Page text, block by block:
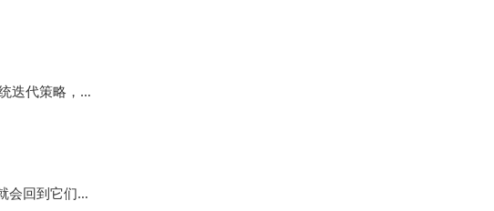
大变革。
迭代策略，其
息，首批搭载
会回到它们原